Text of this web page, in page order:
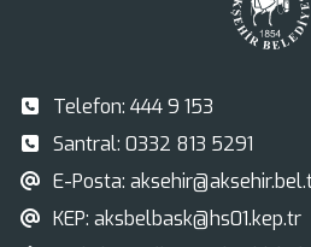
Telefon: 444 9 153
Santral: 0332 813 5291
E-Posta:
KEP: aksbelbask@hs01.kep.tr